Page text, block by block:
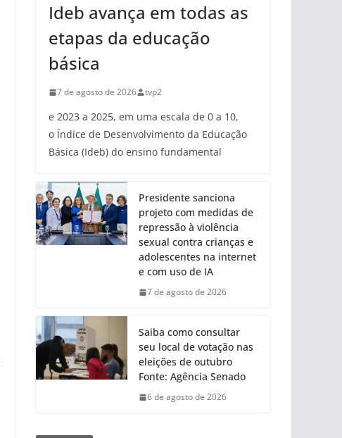
Ideb avança em todas as
etapas da educação
básica
7 de agosto de 2026 tvp2
e 2023 a 2025, em uma escala de 0 a 10,
o Índice de Desenvolvimento da Educação
Básica (Ideb) do ensino fundamental
Presidente sanciona
projeto com medidas de
repressão à violência
sexual contra crianças e
adolescentes na internet
e com uso de IA
7 de agosto de 2026
Saiba como consultar
seu local de votação nas
eleições de outubro
Fonte: Agência Senado
6 de agosto de 2026